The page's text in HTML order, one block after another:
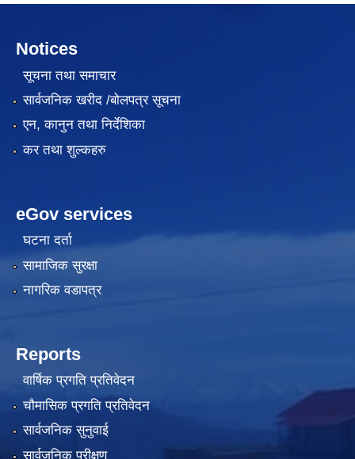
Notices
सूचना तथा समाचार
सार्वजनिक खरीद /बोलपत्र सूचना
एन, कानुन तथा निर्देशिका
कर तथा शुल्कहरु
eGov services
घटना दर्ता
सामाजिक सुरक्षा
नागरिक वडापत्र
Reports
वार्षिक प्रगति प्रतिवेदन
चौमासिक प्रगति प्रतिवेदन
सार्वजनिक सुनुवाई
सार्वजनिक परीक्षण